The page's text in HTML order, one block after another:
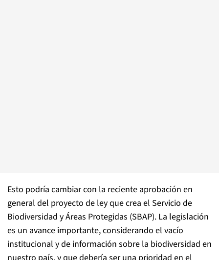
Esto podría cambiar con la reciente aprobación en
general del proyecto de ley que crea el Servicio de
Biodiversidad y Áreas Protegidas (SBAP). La legislación
es un avance importante, considerando el vacío
institucional y de información sobre la biodiversidad en